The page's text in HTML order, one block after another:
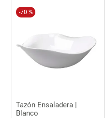
-70 %
Tazón Ensaladera |
Blanco